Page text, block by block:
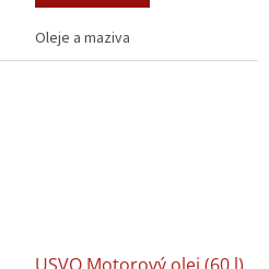
Oleje a maziva
USVO Motorový olej (60 l)